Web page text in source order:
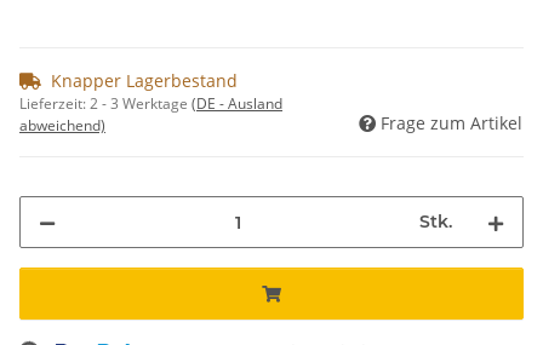
Knapper Lagerbestand
Lieferzeit:2 - 3 Werktage (DE - Ausland
abweichend)
Frage zum Artikel
Stk.